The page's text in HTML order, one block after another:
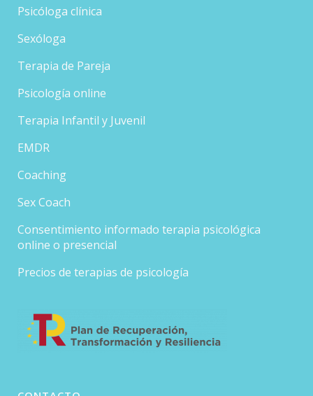
Psicóloga clínica
Sexóloga
Terapia de Pareja
Psicología online
Terapia Infantil y Juvenil
EMDR
Coaching
Sex Coach
Consentimiento informado terapia psicológica
online o presencial
Precios de terapias de psicología